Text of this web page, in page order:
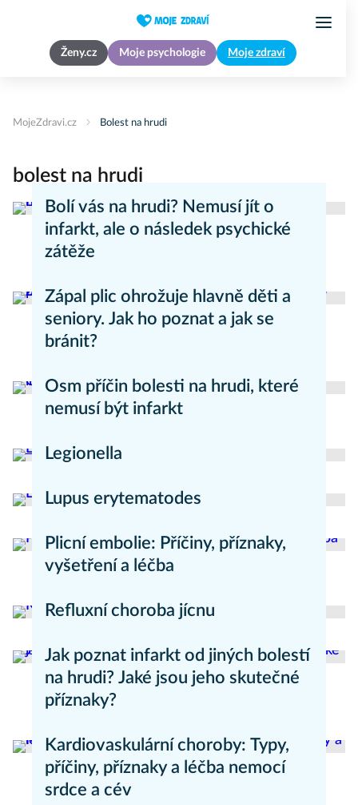
Ženy.cz Moje psychologie Moje zdraví
MojeZdravi.cz Bolest na hrudi
bolest na hrudi
Bolí vás na hrudi? Nemusí jít o
infarkt, ale o následek psychické
zátěže
Zápal plic ohrožuje hlavně děti a
seniory. Jak ho poznat a jak se
bránit?
Osm příčin bolesti na hrudi, které
nemusí být infarkt
Legionella
Lupus erytematodes
Plicní embolie: Příčiny, příznaky,
vyšetření a léčba
Refluxní choroba jícnu
Jak poznat infarkt od jiných bolestí
na hrudi? Jaké jsou jeho skutečné
příznaky?
Kardiovaskulární choroby: Typy,
příčiny, příznaky a léčba nemocí
srdce a cév